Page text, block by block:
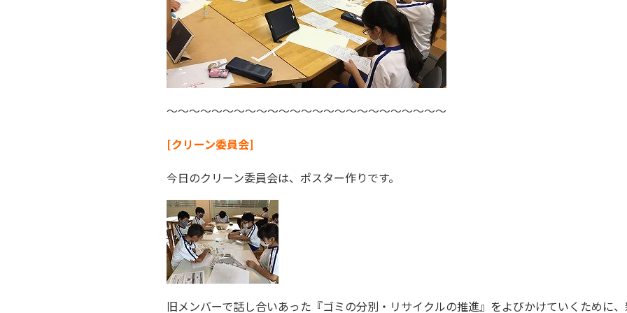
～～～～～～～～～～～～～～～～～～～～～～～～～
[クリーン委員会]
今日のクリーン委員会は、ポスター作りです。
旧メンバーで話し合いあった『ゴミの分別・リサイクルの推進』をよびかけていくために